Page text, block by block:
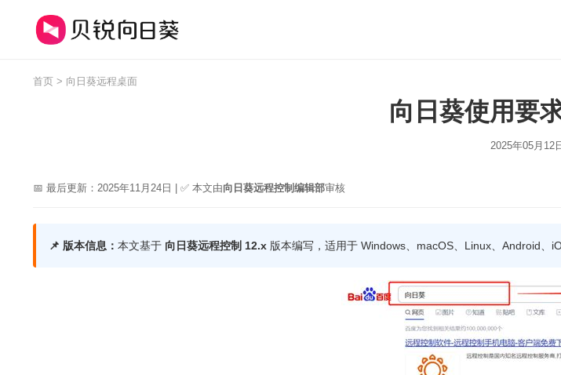
首页 > 向日葵远程桌面
向日葵使用要
2025年05月12
📅 最后更新：2025年11月24日 | ✅ 本文由向日葵远程控制编辑部审核
📌 版本信息： 本文基于 向日葵远程控制 12.x 版本编写，适用于 Windows、macOS、Linux、Android、